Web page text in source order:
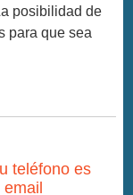
posibilidad de
para que sea
teléfono es